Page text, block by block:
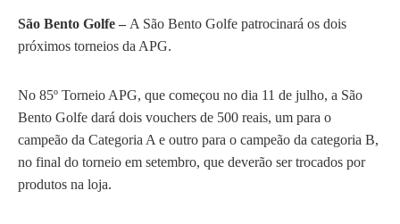
São Bento Golfe – A São Bento Golfe patrocinará os dois
próximos torneios da APG.
No 85º Torneio APG, que começou no dia 11 de julho, a São
Bento Golfe dará dois vouchers de 500 reais, um para o
campeão da Categoria A e outro para o campeão da categoria B,
no final do torneio em setembro, que deverão ser trocados por
produtos na loja.